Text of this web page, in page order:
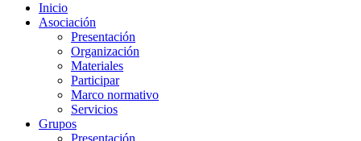
Inicio
Asociación
Presentación
Organización
Materiales
Participar
Marco normativo
Servicios
Grupos
Presentación